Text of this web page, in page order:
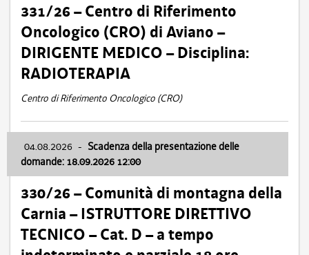
331/26 – Centro di Riferimento
Oncologico (CRO) di Aviano –
DIRIGENTE MEDICO – Disciplina:
RADIOTERAPIA
Centro di Riferimento Oncologico (CRO)
04.08.2026 - Scadenza della presentazione delle
domande: 18.09.2026 12:00
330/26 – Comunità di montagna della
Carnia – ISTRUTTORE DIRETTIVO
TECNICO – Cat. D – a tempo